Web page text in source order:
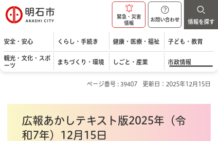
明石市
緊急・災害
情報
お問い合わせ 情報を探す
安全・安心 くらし・手続き 健康・医療・福祉 子ども・教育
観光・文化・スポ
ーツ
まちづくり・環境 しごと・産業 市政情報
ページ番号 : 39407 更新日：2025年12月15日
広報あかしテキスト版2025年（令
和7年）12月15日